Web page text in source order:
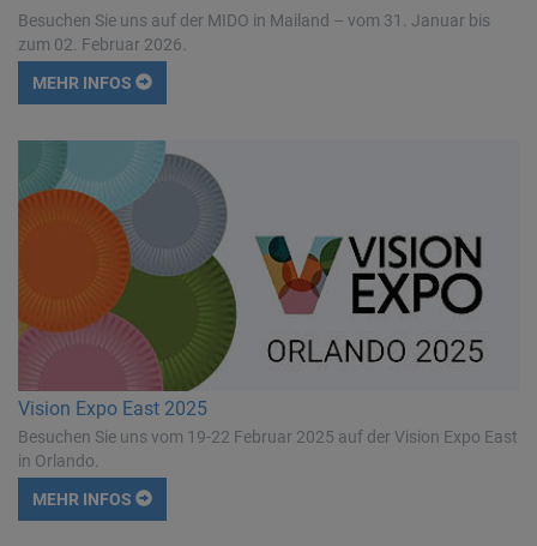
Besuchen Sie uns auf der MIDO in Mailand – vom 31. Januar bis
zum 02. Februar 2026.
MEHR INFOS
Vision Expo East 2025
Besuchen Sie uns vom 19-22 Februar 2025 auf der Vision Expo East
in Orlando.
MEHR INFOS